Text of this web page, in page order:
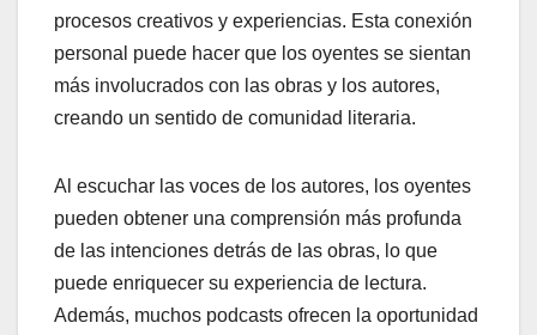
procesos creativos y experiencias. Esta conexión
personal puede hacer que los oyentes se sientan
más involucrados con las obras y los autores,
creando un sentido de comunidad literaria.
Al escuchar las voces de los autores, los oyentes
pueden obtener una comprensión más profunda
de las intenciones detrás de las obras, lo que
puede enriquecer su experiencia de lectura.
Además, muchos podcasts ofrecen la oportunidad